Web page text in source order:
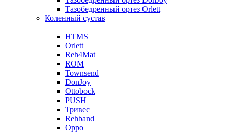
Тазобедренный ортез Orlett
Коленный сустав
HTMS
Orlett
Reh4Mat
ROM
Townsend
DonJoy
Ottobock
PUSH
Тривес
Rehband
Oppo